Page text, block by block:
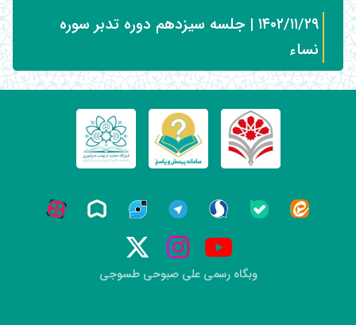
۱۴۰۲/۱۱/۲۹ | جلسه سیزدهم دوره تدبر سوره
نساء
وبگاه رسمی علی صبوحی طسوجی